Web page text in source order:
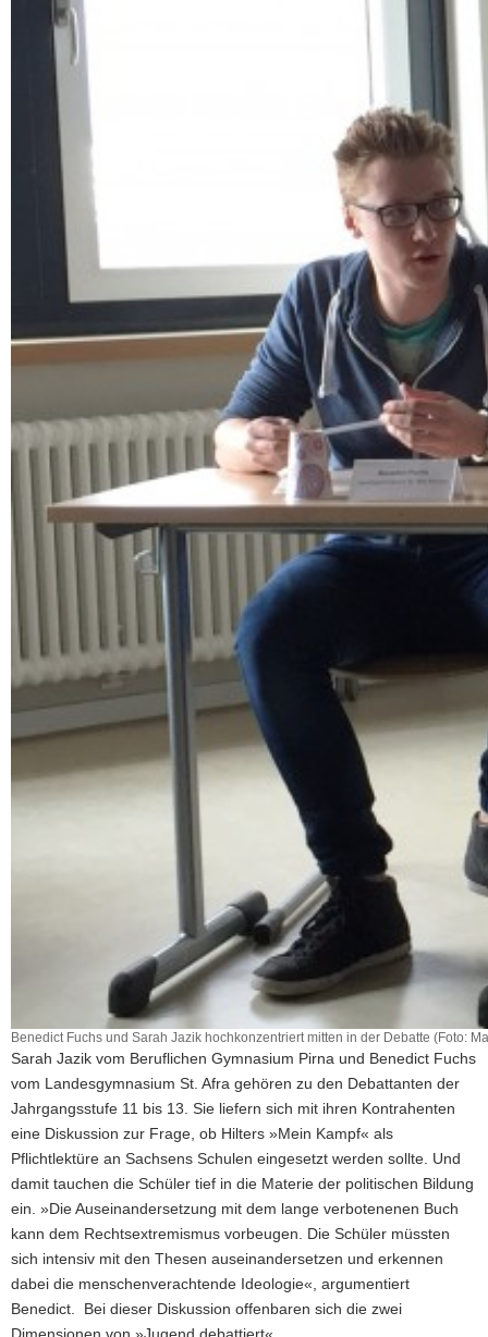
Benedict Fuchs und Sarah Jazik hochkonzentriert mitten in der Debatte (Foto:
Sarah Jazik vom Beruflichen Gymnasium Pirna und Benedict Fuchs
vom Landesgymnasium St. Afra gehören zu den Debattanten der
Jahrgangsstufe 11 bis 13. Sie liefern sich mit ihren Kontrahenten
eine Diskussion zur Frage, ob Hilters »Mein Kampf« als
Pflichtlektüre an Sachsens Schulen eingesetzt werden sollte. Und
damit tauchen die Schüler tief in die Materie der politischen Bildung
ein. »Die Auseinandersetzung mit dem lange verbotenenen Buch
kann dem Rechtsextremismus vorbeugen. Die Schüler müssten
sich intensiv mit den Thesen auseinandersetzen und erkennen
dabei die menschenverachtende Ideologie«, argumentiert
Benedict. Bei dieser Diskussion offenbaren sich die zwei
Dimensionen von »Jugend debattiert«.